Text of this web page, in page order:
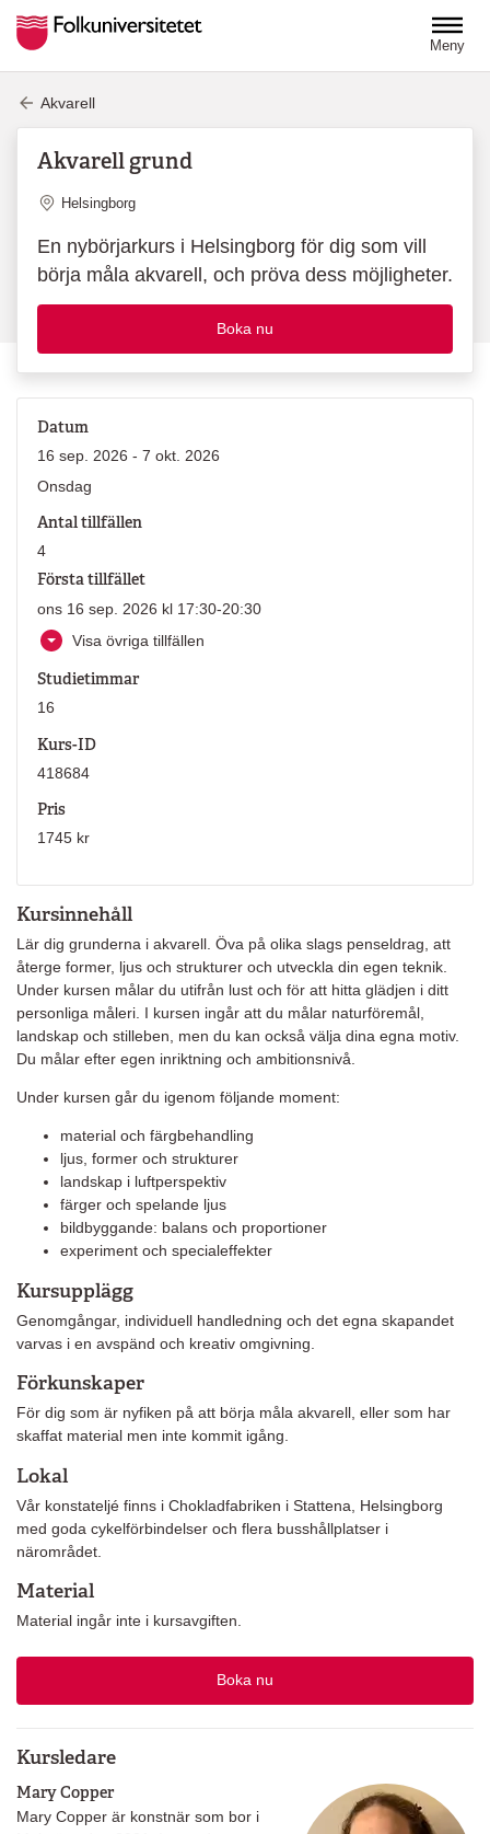
Meny
Akvarell
Akvarell grund
Plats
Helsingborg
En nybörjarkurs i Helsingborg för dig som vill
börja måla akvarell, och pröva dess möjligheter.
Boka nu
Kursinnehåll
Lär dig grunderna i akvarell. Öva på olika slags penseldrag, att
återge former, ljus och strukturer och utveckla din egen teknik.
Under kursen målar du utifrån lust och för att hitta glädjen i ditt
personliga måleri. I kursen ingår att du målar naturföremål,
landskap och stilleben, men du kan också välja dina egna motiv.
Du målar efter egen inriktning och ambitionsnivå.
Under kursen går du igenom följande moment:
material och färgbehandling
ljus, former och strukturer
landskap i luftperspektiv
färger och spelande ljus
bildbyggande: balans och proportioner
experiment och specialeffekter
Kursupplägg
Genomgångar, individuell handledning och det egna skapandet
varvas i en avspänd och kreativ omgivning.
Förkunskaper
För dig som är nyfiken på att börja måla akvarell, eller som har
skaffat material men inte kommit igång.
Lokal
Vår konstateljé finns i Chokladfabriken i Stattena, Helsingborg
med goda cykelförbindelser och flera busshållplatser i
närområdet.
Material
Material ingår inte i kursavgiften.
Boka nu
Kursledare
Mary Copper
Mary Copper är konstnär som bor i
Datum
16 sep. 2026 - 7 okt. 2026
Onsdag
Antal tillfällen
4
Första tillfället
ons 16 sep. 2026 kl 17:30-20:30
Visa övriga tillfällen
Studietimmar
16
Kurs-ID
418684
Pris
1745 kr